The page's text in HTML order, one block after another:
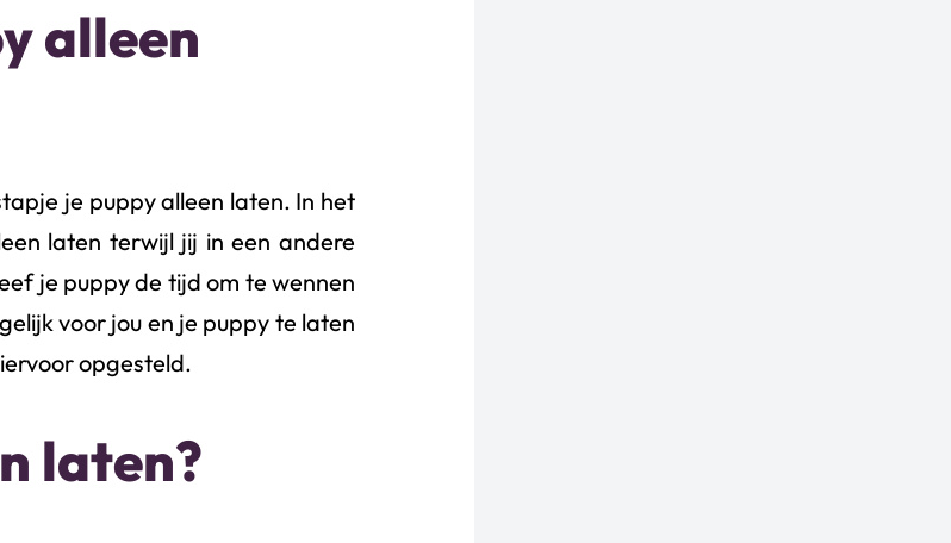
alleen
je puppy alleen laten. In het
laten terwijl jij in een andere
je puppy de tijd om te wennen
voor jou en je puppy te laten
opgesteld.
laten?